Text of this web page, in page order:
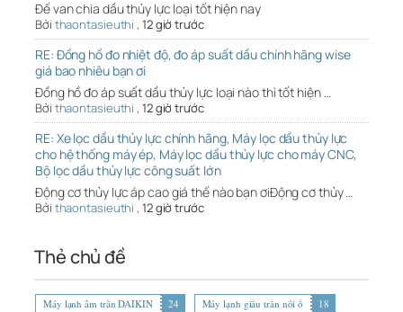
Đế van chia dầu thủy lực loại tốt hiện nay
Bởi thaontasieuthi , 12 giờ trước
RE: Đồng hồ đo nhiệt độ, đo áp suất dầu chính hãng wise
giá bao nhiêu bạn ơi
Đồng hồ đo áp suất dầu thủy lực loại nào thì tốt hiện …
Bởi thaontasieuthi , 12 giờ trước
RE: Xe lọc dầu thủy lực chính hãng, Máy lọc dầu thủy lực
cho hệ thống máy ép, Máy lọc dầu thủy lực cho máy CNC,
Bộ lọc dầu thủy lực công suất lớn
Động cơ thủy lực áp cao giá thế nào bạn ơiĐộng cơ thủy …
Bởi thaontasieuthi , 12 giờ trước
Thẻ chủ đề
Máy lạnh âm trần DAIKIN 24 Máy lạnh giấu trần nối ố
18